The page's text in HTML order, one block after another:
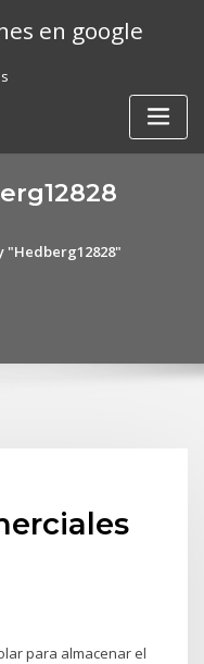
en google
"Hedberg12828"
para almacenar el